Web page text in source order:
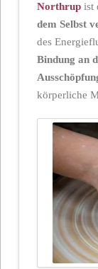
Northrupist
dem Selbst
des
Bindung an
körperliche